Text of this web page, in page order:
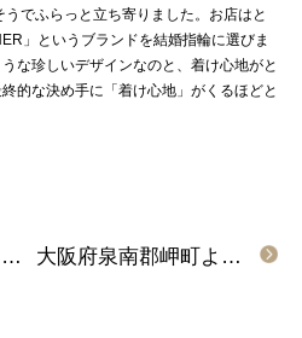
でふらっと立ち寄りました。お店はと
」
というブランドを結婚指輪に選びま
な珍しいデザインなのと、着け心地がと
的な決め手に「着け心地」がくるほどと
大阪府泉南郡岬町よりご来店 IDEAL plus fort（アイデアルプリュフォール）の結婚指輪をご成約いただきました
大阪府泉南市 プラチナで強度があるのにリーズナブルなインセンブレの結婚指輪をご成約のお客様です。